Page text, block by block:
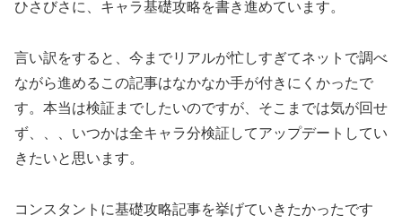
ひさびさに、キャラ基礎攻略を書き進めています。
言い訳をすると、今までリアルが忙しすぎてネットで調べ
ながら進めるこの記事はなかなか手が付きにくかったで
す。本当は検証までしたいのですが、そこまでは気が回せ
ず、、、いつかは全キャラ分検証してアップデートしてい
きたいと思います。
コンスタントに基礎攻略記事を挙げていきたかったです